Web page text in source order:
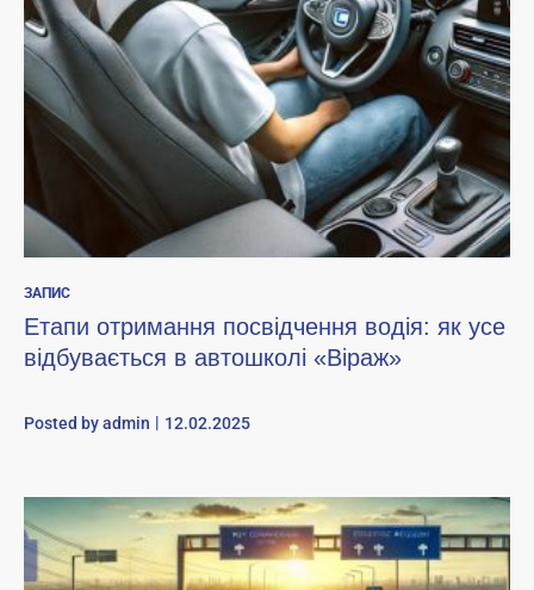
ЗАПИС
Етапи отримання посвідчення водія: як усе
відбувається в автошколі «Віраж»
Posted byadmin 12.02.2025